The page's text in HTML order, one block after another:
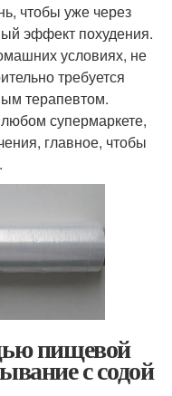
чтобы уже через
эффект похудения.
условиях, не
требуется
терапевтом.
супермаркете,
главное, чтобы
пищевой
с содой